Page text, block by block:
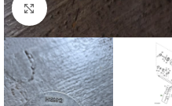
Faceți click pentru a mări